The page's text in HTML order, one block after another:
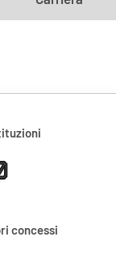
concessi